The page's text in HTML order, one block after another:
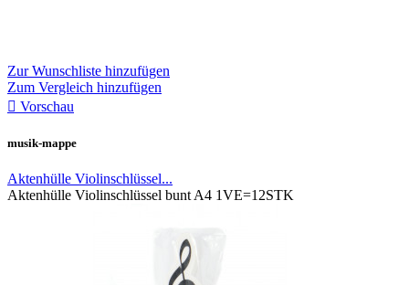
Zur Wunschliste hinzufügen
Zum Vergleich hinzufügen
 Vorschau
musik-mappe
Aktenhülle Violinschlüssel...
Aktenhülle Violinschlüssel bunt A4 1VE=12STK